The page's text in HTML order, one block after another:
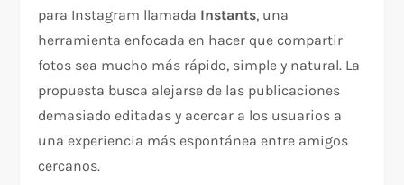
para Instagram llamada Instants, una
herramienta enfocada en hacer que compartir
fotos sea mucho más rápido, simple y natural. La
propuesta busca alejarse de las publicaciones
demasiado editadas y acercar a los usuarios a
una experiencia más espontánea entre amigos
cercanos.